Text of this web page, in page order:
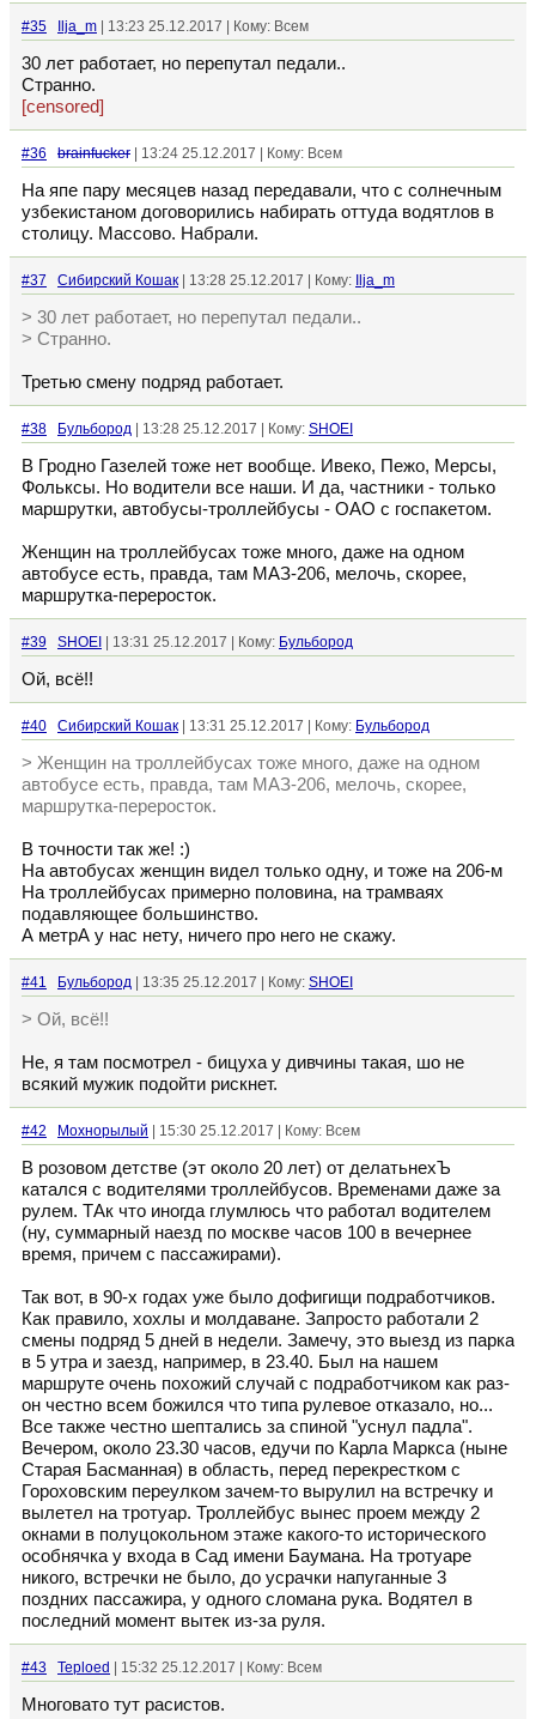
#35 Ilja_m | 13:23 25.12.2017 | Кому: Всем
30 лет работает, но перепутал педали..
Странно.
[censored]
#36 brainfucker | 13:24 25.12.2017 | Кому: Всем
На япе пару месяцев назад передавали, что с солнечным
узбекистаном договорились набирать оттуда водятлов в
столицу. Массово. Набрали.
#37 Сибирский Кошак | 13:28 25.12.2017 | Кому: Ilja_m
> 30 лет работает, но перепутал педали..
> Странно.
Третью смену подряд работает.
#38 Бульбород | 13:28 25.12.2017 | Кому: SHOEI
В Гродно Газелей тоже нет вообще. Ивеко, Пежо, Мерсы,
Фольксы. Но водители все наши. И да, частники - только
маршрутки, автобусы-троллейбусы - ОАО с госпакетом.
Женщин на троллейбусах тоже много, даже на одном
автобусе есть, правда, там МАЗ-206, мелочь, скорее,
маршрутка-переросток.
#39 SHOEI | 13:31 25.12.2017 | Кому: Бульбород
Ой, всё!!
#40 Сибирский Кошак | 13:31 25.12.2017 | Кому: Бульбород
> Женщин на троллейбусах тоже много, даже на одном
автобусе есть, правда, там МАЗ-206, мелочь, скорее,
маршрутка-переросток.
В точности так же! :)
На автобусах женщин видел только одну, и тоже на 206-м
На троллейбусах примерно половина, на трамваях
подавляющее большинство.
А метрА у нас нету, ничего про него не скажу.
#41 Бульбород | 13:35 25.12.2017 | Кому: SHOEI
> Ой, всё!!
Не, я там посмотрел - бицуха у дивчины такая, шо не
всякий мужик подойти рискнет.
#42 Мохнорылый | 15:30 25.12.2017 | Кому: Всем
В розовом детстве (эт около 20 лет) от делатьнехЪ
катался с водителями троллейбусов. Временами даже за
рулем. ТАк что иногда глумлюсь что работал водителем
(ну, суммарный наезд по москве часов 100 в вечернее
время, причем с пассажирами).
Так вот, в 90-х годах уже было дофигищи подработчиков.
Как правило, хохлы и молдаване. Запросто работали 2
смены подряд 5 дней в недели. Замечу, это выезд из парка
в 5 утра и заезд, например, в 23.40. Был на нашем
маршруте очень похожий случай с подработчиком как раз-
он честно всем божился что типа рулевое отказало, но...
Все также честно шептались за спиной "уснул падла".
Вечером, около 23.30 часов, едучи по Карла Маркса (ныне
Старая Басманная) в область, перед перекрестком с
Гороховским переулком зачем-то вырулил на встречку и
вылетел на тротуар. Троллейбус вынес проем между 2
окнами в полуцокольном этаже какого-то исторического
особнячка у входа в Сад имени Баумана. На тротуаре
никого, встречки не было, до усрачки напуганные 3
поздних пассажира, у одного сломана рука. Водятел в
последний момент вытек из-за руля.
#43 Teploed | 15:32 25.12.2017 | Кому: Всем
Многовато тут расистов.